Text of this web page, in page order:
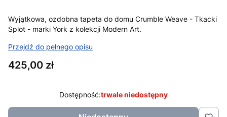
Wyjątkowa, ozdobna tapeta do domu Crumble Weave - Tkacki
Splot - marki York z kolekcji Modern Art.
Przejdź do pełnego opisu
Cena
425,00 zł
Dostępność:trwale niedostępny